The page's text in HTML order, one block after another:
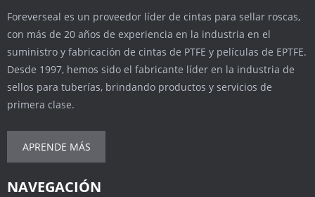
Foreverseal es un proveedor líder de cintas para sellar roscas,
con más de 20 años de experiencia en la industria en el
suministro y fabricación de cintas de PTFE y películas de EPTFE.
Desde 1997, hemos sido el fabricante líder en la industria de
sellos para tuberías, brindando productos y servicios de
primera clase.
APRENDE MÁS
NAVEGACIÓN